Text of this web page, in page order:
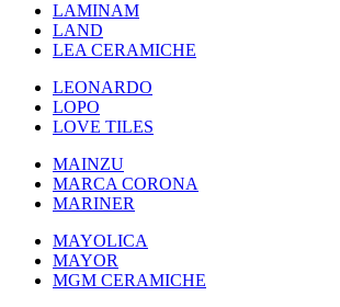
LAMINAM
LAND
LEA CERAMICHE
LEONARDO
LOPO
LOVE TILES
MAINZU
MARCA CORONA
MARINER
MAYOLICA
MAYOR
MGM CERAMICHE